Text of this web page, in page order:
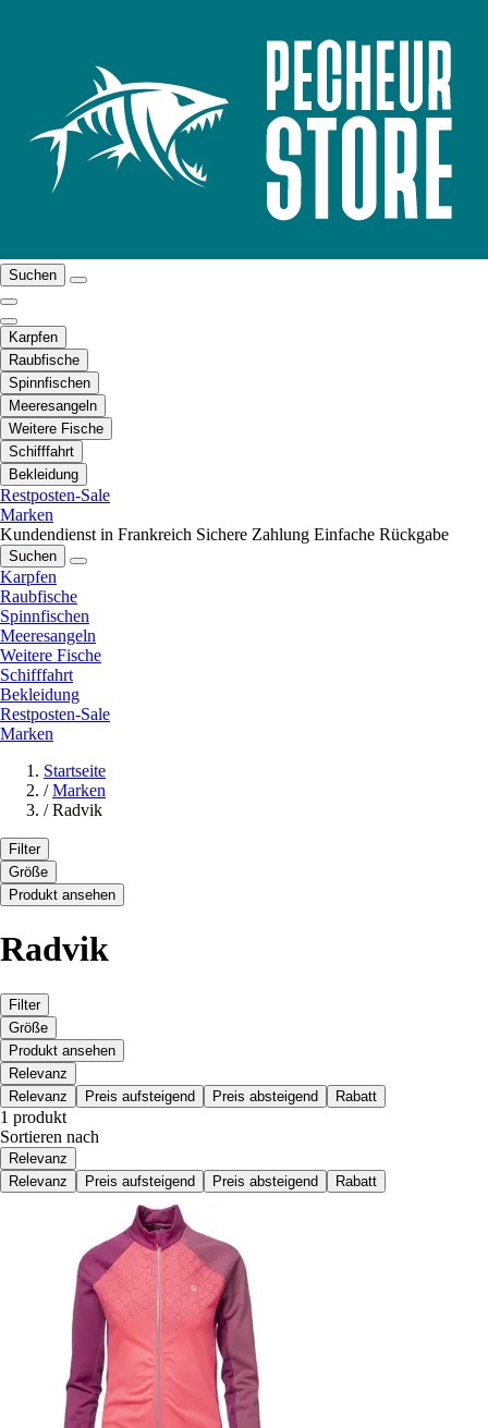
Suchen
Karpfen
Raubfische
Spinnfischen
Meeresangeln
Weitere Fische
Schifffahrt
Bekleidung
Restposten-Sale
Marken
Kundendienst in Frankreich Sichere Zahlung Einfache Rückgabe
Suchen
Karpfen
Raubfische
Spinnfischen
Meeresangeln
Weitere Fische
Schifffahrt
Bekleidung
Restposten-Sale
Marken
Startseite
/ Marken
/ Radvik
Filter
Größe
Produkt ansehen
Radvik
Filter
Größe
Produkt ansehen
Relevanz
Relevanz
Preis aufsteigend Preis absteigend Rabatt
1 produkt
Sortieren nach
Relevanz
Relevanz
Preis aufsteigend Preis absteigend Rabatt